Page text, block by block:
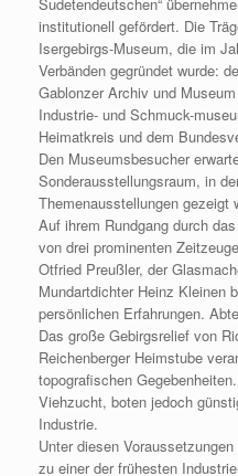
institutionell gefördert. Die
Isergebirgs-Museum, die im
Verbänden gegründet wurde:
Gablonzer Archiv und
Industrie- und Schmuck-
Heimatkreis und dem
Den Museumsbesucher
Sonderausstellungsraum, in
Themenausstellungen gezeigt
Auf ihrem Rundgang durch
von drei prominenten
Otfried Preußler, der
Mundartdichter Heinz Kleinen
persönlichen Erfahrungen.
Das große Gebirgsrelief von
Reichenberger Heimstube
topografischen
Viehzucht, boten jedoch
Industrie.
Unter diesen
zu einer der frühesten